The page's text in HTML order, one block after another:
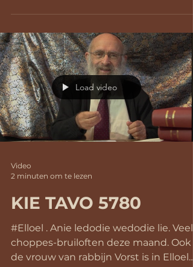
Load video
Video
2 minuten om te lezen
KIE TAVO 5780
#Elloel . Anie ledodie wedodie lie. Veel
choppes-bruiloften deze maand. Ook
de vrouw van rabbijn Vorst is in Elloel